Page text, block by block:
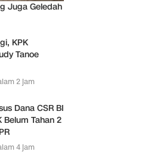
Juga Geledah
KPK
Tanoe
2 jam
Dana CSR BI
Belum Tahan 2
4 jam